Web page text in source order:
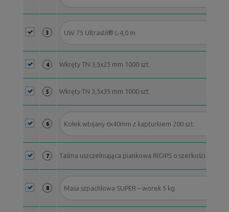
3 UW 75 Ultrastil® L-4,0 m
4 Wkręty TN 3,5x25 mm 1000 szt.
5 Wkręty TN 3,5x35 mm 1000 szt.
6 Kołek wbijany 6x40mm z kapturkiem 200 szt.
7 Taśma uszczelniająca piankowa RIGIPS o szerkości 70
8 Masa szpachlowa SUPER – worek 5 kg